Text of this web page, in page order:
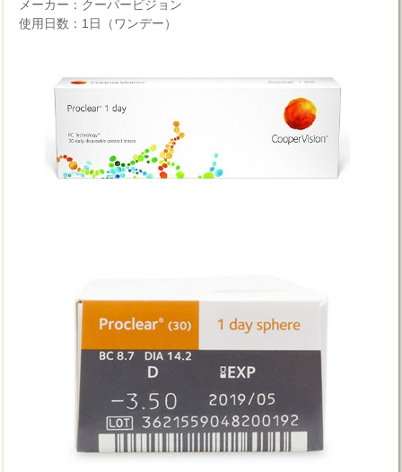
メーカー：クーパービジョン
使用日数：1日（ワンデー）